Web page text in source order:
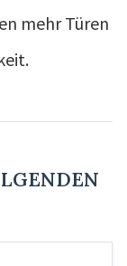
mehr Türen